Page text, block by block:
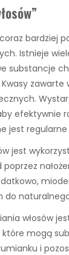
bardziej
Istnieje
substancje
zawarte
efektywnie
jest regularne
jest
do
włosów
mogą
i